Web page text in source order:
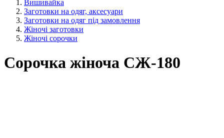
Вишивайка
Заготовки на одяг, аксесуари
Заготовки на одяг під замовлення
Жіночі заготовки
Жіночі сорочки
Сорочка жіноча СЖ-180